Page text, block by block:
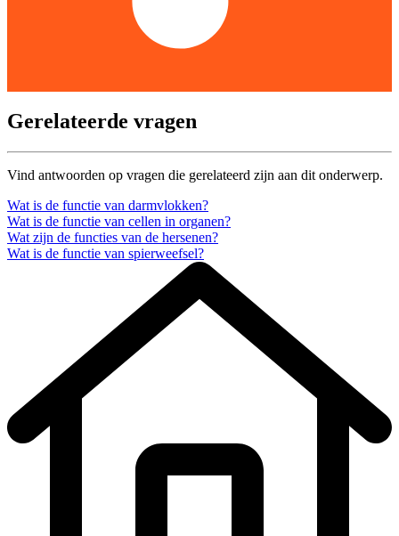
Gerelateerde vragen
Vind antwoorden op vragen die gerelateerd zijn aan dit onderwerp.
Wat is de functie van darmvlokken?
Wat is de functie van cellen in organen?
Wat zijn de functies van de hersenen?
Wat is de functie van spierweefsel?